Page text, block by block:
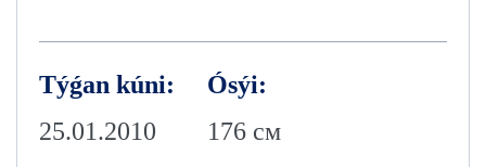
Týǵan kúni:
25.01.2010
Ósýi:
176 см